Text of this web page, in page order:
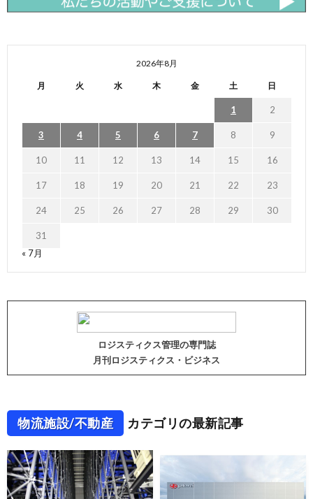
2026年8月
月 火 水 木 金 土 日
1 2
3 4 5 6 7 8 9
10 11 12 13 14 15 16
17 18 19 20 21 22 23
24 25 26 27 28 29 30
31
« 7月
ロジスティクス管理の専門誌
月刊ロジスティクス・ビジネス
物流施設/不動産 カテゴリの最新記事